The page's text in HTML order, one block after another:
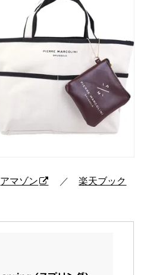
アマゾン ／楽天ブック